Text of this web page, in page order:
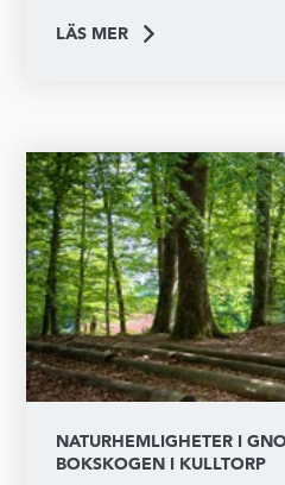
LÄS MER
NATURHEMLIGHETER I
BOKSKOGEN I KULLTORP